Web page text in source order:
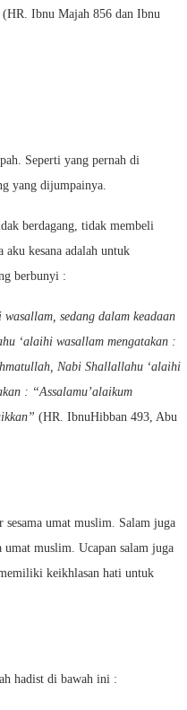
(HR. Ibnu Majah 856 dan Ibnu
Seperti yang pernah di
yang dijumpainya.
berdagang, tidak membeli
kesana adalah untuk
berbunyi :
sedang dalam keadaan
‘alaihi wasallam mengatakan :
Nabi Shallallahu ‘alaihi
: “Assalamu’alaikum
(HR. IbnuHibban 493, Abu
umat muslim. Salam juga
umat muslim. Ucapan salam juga
keikhlasan hati untuk
hadist di bawah ini :